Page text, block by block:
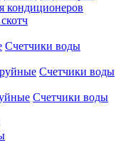
кондиционеров
Счетчики воды
Счетчики воды
Счетчики воды